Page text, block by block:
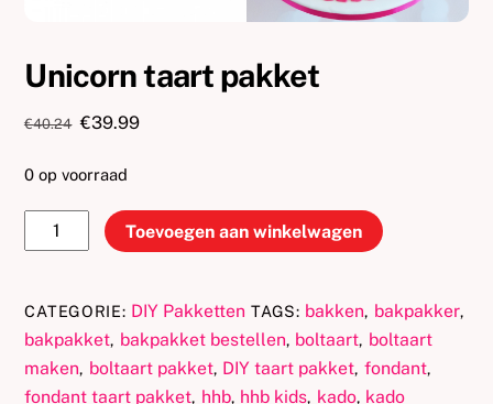
Unicorn taart pakket
€40.24 Oorspronkelijke
was:
€39.99Huidige
0 op voorraad
Unicorn
taart
aantal
Toevoegen aan winkelwagen
CATEGORIE: DIY Pakketten TAGS: bakken, bakpakker,
bakpakket, bakpakket bestellen, boltaart, boltaart
maken, boltaart pakket, DIY taart pakket, fondant,
fondant taart pakket, hhb, hhb kids, kado, kado